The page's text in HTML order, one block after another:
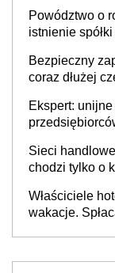
Powództwo o
istnienie
Bezpieczny
coraz dłużej
Ekspert:
Sieci
chodzi tylko o
cichu
Właściciele
wakacje.